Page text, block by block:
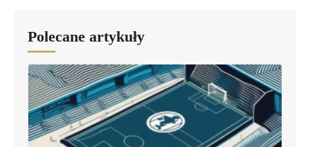
Polecane artykuły